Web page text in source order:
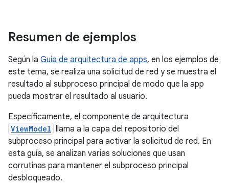
Resumen de ejemplos
Según la Guía de arquitectura de apps, en los ejemplos de
este tema, se realiza una solicitud de red y se muestra el
resultado al subproceso principal de modo que la app
pueda mostrar el resultado al usuario.
Específicamente, el componente de arquitectura
ViewModel llama a la capa del repositorio del
subproceso principal para activar la solicitud de red. En
esta guía, se analizan varias soluciones que usan
corrutinas para mantener el subproceso principal
desbloqueado.